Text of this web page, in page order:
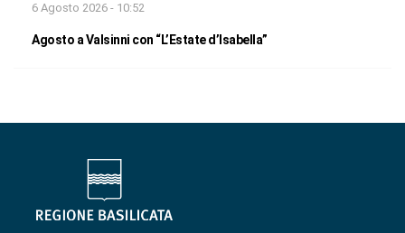
6 Agosto 2026 - 10:52
Agosto a Valsinni con “L’Estate d’Isabella”